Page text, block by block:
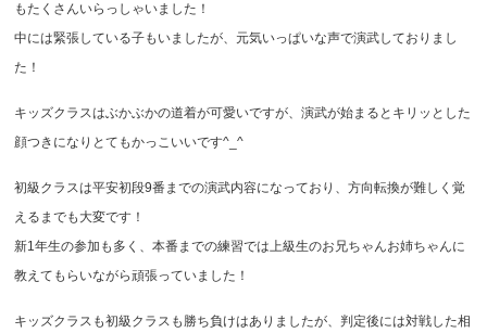
もたくさんいらっしゃいました！
中には緊張している子もいましたが、元気いっぱいな声で演武しておりまし
た！
キッズクラスはぶかぶかの道着が可愛いですが、演武が始まるとキリッとした
顔つきになりとてもかっこいいです^_^
初級クラスは平安初段9番までの演武内容になっており、方向転換が難しく覚
えるまでも大変です！
新1年生の参加も多く、本番までの練習では上級生のお兄ちゃんお姉ちゃんに
教えてもらいながら頑張っていました！
キッズクラスも初級クラスも勝ち負けはありましたが、判定後には対戦した相